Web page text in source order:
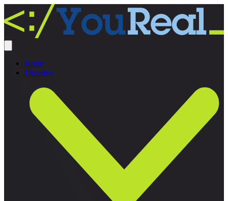
Home
Diensten